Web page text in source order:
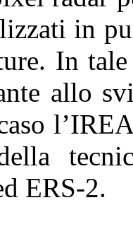
in
In
allo
ERS-2.